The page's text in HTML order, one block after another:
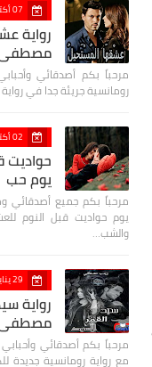
07 أكتوبر 2018
رواية
مصطفي
رومانسية جريئة جدا في
02 أكتوبر 2018
يوم حب
يوم حواديت قبل النوم
والشب…
29 يناير 2021
رواية
مصطفي
مرحباً بكم أصدقائي
مع رواية رومانسية جديدة